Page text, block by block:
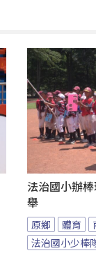
法治國小辦
舉
原鄉 體育
法治國小少棒